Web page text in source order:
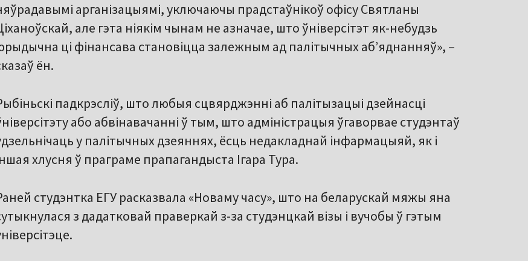
арганізацыямі, уключаючы прадстаўнікоў офісу Святланы
але гэта ніякім чынам не азначае, што ўніверсітэт як-небудзь
ці фінансава становіцца залежным ад палітычных аб’яднанняў», –
ён.
падкрэсліў, што любыя сцвярджэнні аб палітызацыі дзейнасці
або абвінавачанні ў тым, што адміністрацыя ўгаворвае студэнтаў
у палітычных дзеяннях, ёсць недакладнай інфармацыяй, як і
хлусня ў праграме прапагандыста Ігара Тура.
студэнтка ЕГУ расказвала «Новаму часу», што на беларускай мяжы яна
з дадатковай праверкай з-за студэнцкай візы і вучобы ў гэтым